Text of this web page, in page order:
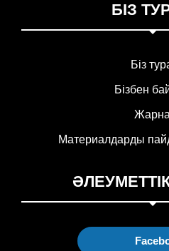
БІЗ
Біз
Бізбен
Материалдарды